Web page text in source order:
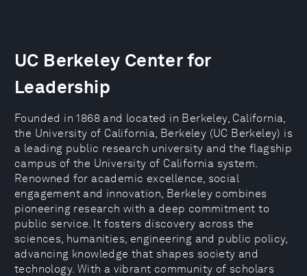
UC Berkeley Center for
Leadership
Founded in 1868 and located in Berkeley, California,
the University of California, Berkeley (UC Berkeley) is
a leading public research university and the flagship
campus of the University of California system.
Renowned for academic excellence, social
engagement and innovation, Berkeley combines
pioneering research with a deep commitment to
public service. It fosters discovery across the
sciences, humanities, engineering and public policy,
advancing knowledge that shapes society and
technology. With a vibrant community of scholars